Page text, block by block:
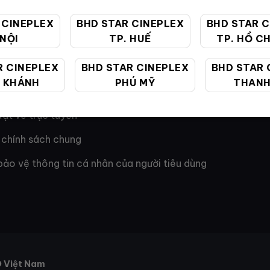
BHD STAR CINEPLEX
TP. HUẾ
BHD STAR
TP. HỒ
CINEPLEX
BHD STAR CINEPLEX
PHÚ MỸ
BHD STAR
& ĐIỀU KHOẢN
viên
vé trực tuyến
sách chung
vệ thông tin cá nhân của người tiêu dùng
Việt Nam